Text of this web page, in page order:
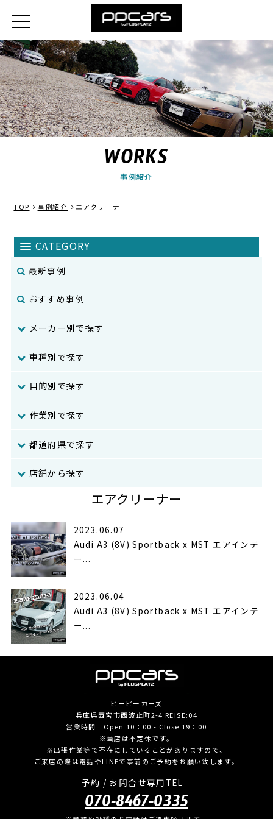
WORKS
事例紹介
TOP 事例紹介 エアクリーナー
最新事例
おすすめ事例
メーカー別で探す
車種別で探す
目的別で探す
作業別で探す
都道府県で探す
店舗から探す
エアクリーナー
2023.06.07
Audi A3 (8V) Sportback x MST エアインテ
ー...
2023.06.04
Audi A3 (8V) Sportback x MST エアインテ
ー...
ピーピーカーズ
兵庫県西宮市西波止町2-4 REISE:04
営業時間 Open 10：00 - Close 19：00
※当店は不定休です。
※出張作業等で不在にしていることがありますので、
ご来店の際は電話やLINEで事前のご予約をお願い致します。
予約 / お問合せ専用TEL
070-8467-0335